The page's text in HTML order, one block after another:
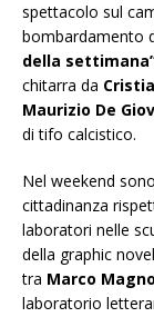
spettacolo sul
bombardamento
della
chitarra da
Maurizio De
di tifo calcistico.
Nel weekend
cittadinanza
laboratori nelle
della graphic
tra Marco
laboratorio